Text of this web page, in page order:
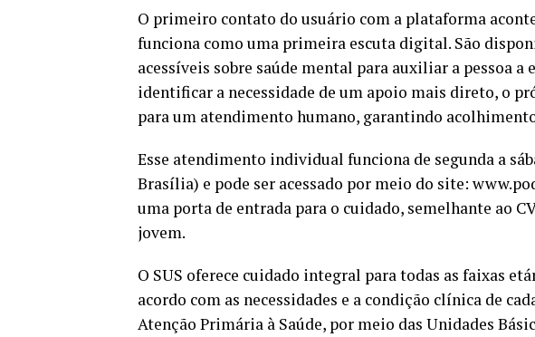
O primeiro contato do usuário com a plataforma
funciona como uma primeira escuta digital. São
acessíveis sobre saúde mental para auxiliar a pessoa a
identificar a necessidade de um apoio mais direto, o
para um atendimento humano, garantindo
Esse atendimento individual funciona de segunda a
Brasília) e pode ser acessado por meio do site:
uma porta de entrada para o cuidado, semelhante ao
jovem.
O SUS oferece cuidado integral para todas as faixas
acordo com as necessidades e a condição clínica de
Atenção Primária à Saúde, por meio das Unidades